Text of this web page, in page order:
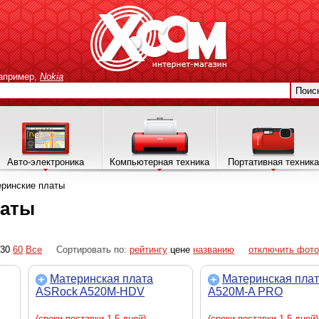
Nokia
Авто-электроника Компьютерная техника Портативная техника
платы
30 60 Все Сортировать по: рейтингу цене названию отключить фото
Материнская плата
ASRock A520M-HDV
Материнская
A520M-A PRO